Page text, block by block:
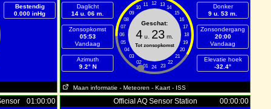
Bestendig
0.000 inHg
Daglicht
14 u. 06 m.
Zonsopkomst
05:53
Vandaag
Azimuth
9.2° N
12
11 13
10
14
09
15
08
16
07
17
06
18
05
19
04
20
03
21
02
22
01 23
24
Geschat:
4 u. 23 m.
Tot zonsopkomst
Donker
9 u. 53 m.
Zonsondergang
20:00
Vandaag
Elevatie hoek
-32.4°
Maan informatie - Meteoren - Kaart - ISS
01:00:00 Official AQ Sensor Station 00:00:00